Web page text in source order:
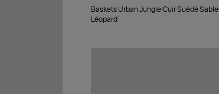
Urban
Jungle
Baskets Urban Jungle Cuir Suédé Sable
Léopard